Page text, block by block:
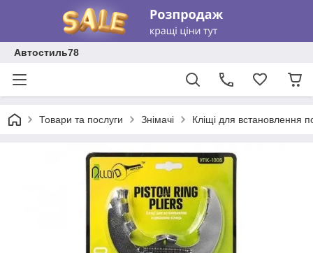
Автостиль78
Товари та послуги Знімачі Кліщі для встановлення